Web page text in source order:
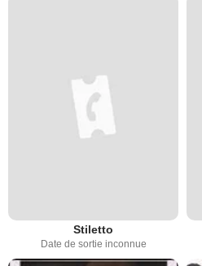
Stiletto
Date de sortie inconnue